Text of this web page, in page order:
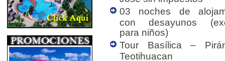
03 noches de
con desayunos
para niños)
Tour Basílica –
Teotihuacan